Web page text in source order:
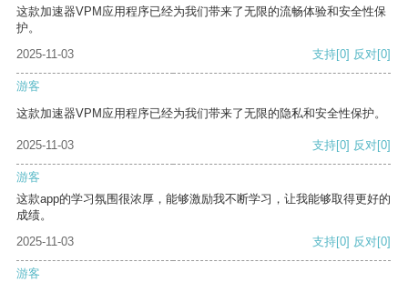
这款加速器VPM应用程序已经为我们带来了无限的流畅体验和安全性保
护。
2025-11-03
支持[0] 反对[0]
游客
这款加速器VPM应用程序已经为我们带来了无限的隐私和安全性保护。
2025-11-03 支持[0] 反对[0]
游客
这款app的学习氛围很浓厚，能够激励我不断学习，让我能够取得更好的
成绩。
2025-11-03
支持[0] 反对[0]
游客